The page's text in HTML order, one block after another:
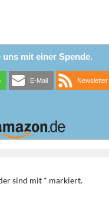
mit einer Spende.
E-Mail Newsletter
sind mit * markiert.